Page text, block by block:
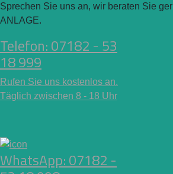
Sprechen Sie uns an, wir beraten Sie
ANLAGE.
Telefon: 07182 - 53
18 999
Rufen Sie uns kostenlos an.
Täglich zwischen 8 - 18 Uhr
WhatsApp: 07182 -